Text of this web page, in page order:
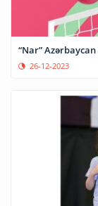
“Nar”
26-12-2023